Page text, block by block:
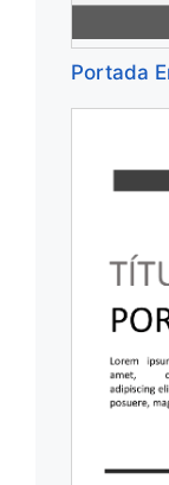
Portada